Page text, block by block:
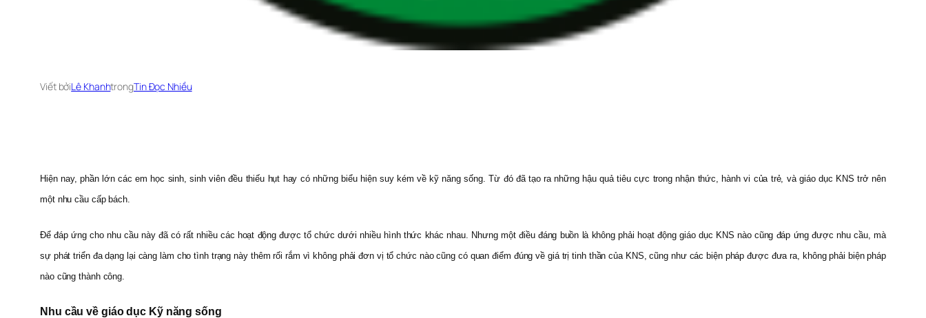
Viết bởiLê KhanhtrongTin Đọc Nhiều
Hiện nay, phần lớn các em học sinh, sinh viên đều thiếu hụt hay có những biểu hiện suy kém về kỹ năng sống. Từ đó đã tạo ra những hậu quả tiêu cực trong nhận thức, hành vi của trẻ, và giáo dục KNS trở nên
một nhu cầu cấp bách.
Để đáp ứng cho nhu cầu này đã có rất nhiều các hoạt động được tổ chức dưới nhiều hình thức khác nhau. Nhưng một điều đáng buồn là không phải hoạt động giáo dục KNS nào cũng đáp ứng được nhu cầu, mà
sự phát triển đa dạng lại càng làm cho tình trạng này thêm rối rắm vì không phải đơn vị tổ chức nào cũng có quan điểm đúng về giá trị tinh thần của KNS, cũng như các biện pháp được đưa ra, không phải biện pháp
nào cũng thành công.
Nhu cầu về giáo dục Kỹ năng sống